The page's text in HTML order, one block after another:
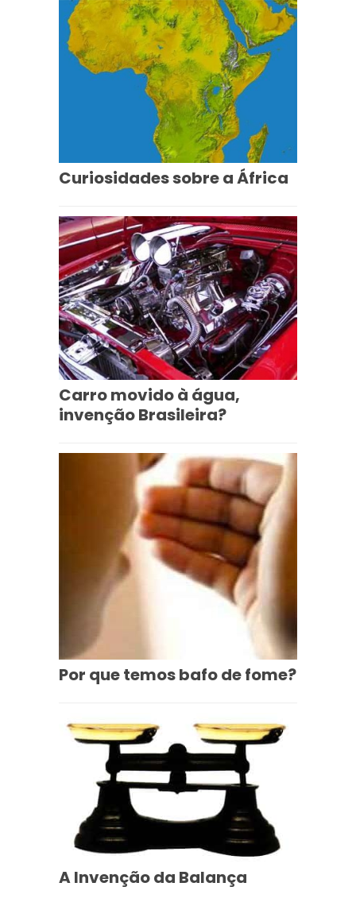
Curiosidades sobre a África
Carro movido à água,
invenção Brasileira?
Por que temos bafo de fome?
A Invenção da Balança